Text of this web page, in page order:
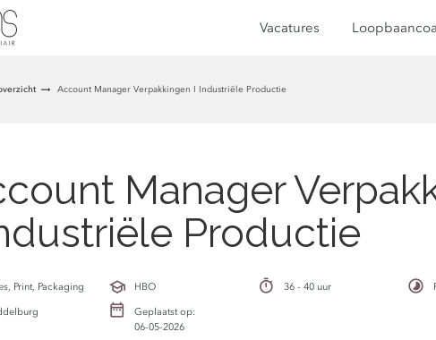
Vacatures
Account Manager Verpakkingen I Industriële Productie
Manager
Productie
Print, Packaging HBO 36 - 40 uur
Geplaatst op:
06-05-2026